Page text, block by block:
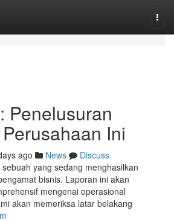
Penelusuran
Ini
ago News
Discuss
yang sedang menghasilkan
bisnis. Laporan ini akan
mengenai operasional
akan memeriksa latar belakang